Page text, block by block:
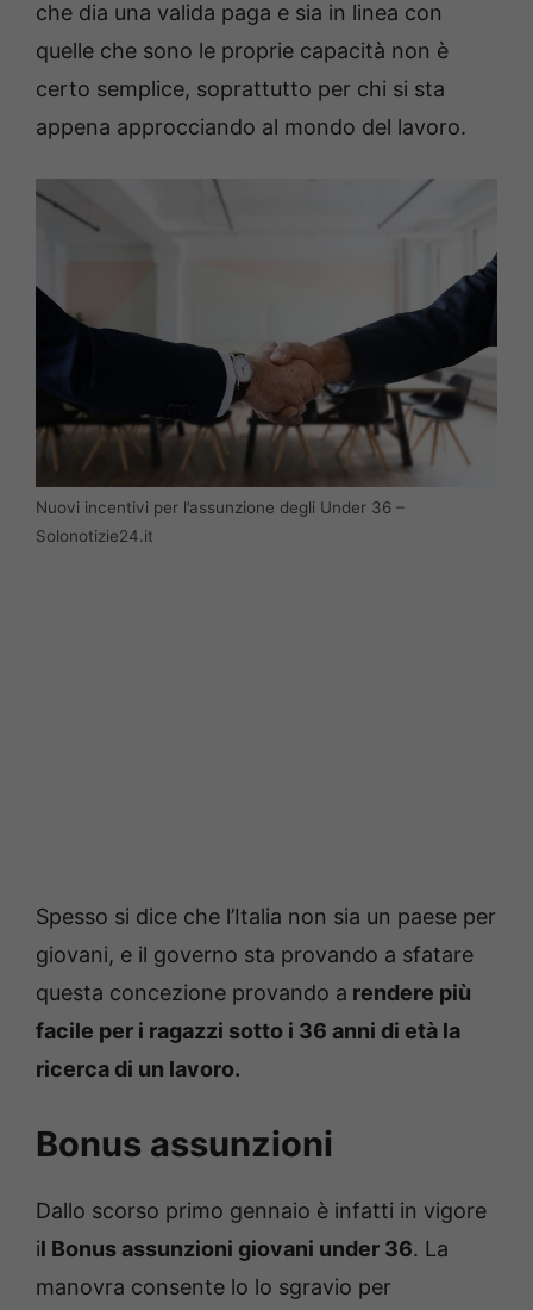
che dia una valida paga e sia in linea con
quelle che sono le proprie capacità non è
certo semplice, soprattutto per chi si sta
appena approcciando al mondo del lavoro.
Nuovi incentivi per l’assunzione degli Under 36 –
Solonotizie24.it
Spesso si dice che l’Italia non sia un paese per
giovani, e il governo sta provando a sfatare
questa concezione provando a rendere più
facile per i ragazzi sotto i 36 anni di età la
ricerca di un lavoro.
Bonus assunzioni
Dallo scorso primo gennaio è infatti in vigore
il Bonus assunzioni giovani under 36. La
manovra consente lo lo sgravio per